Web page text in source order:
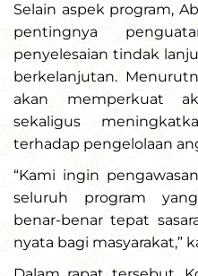
Selain aspek program,
pentingnya
penyelesaian tindak
berkelanjutan.
akan memperkuat
sekaligus
terhadap pengelolaan
“Kami ingin
seluruh program
benar-benar tepat
nyata bagi masyarakat,”